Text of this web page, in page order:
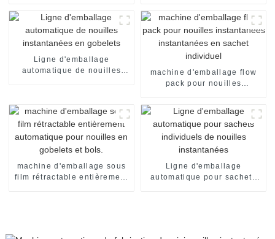
Ligne d'emballage
automatique de nouilles
machine d'emballage flow
pack pour nouilles
machine d'emballage sous
film rétractable entièrement
Ligne d'emballage
automatique pour sachets